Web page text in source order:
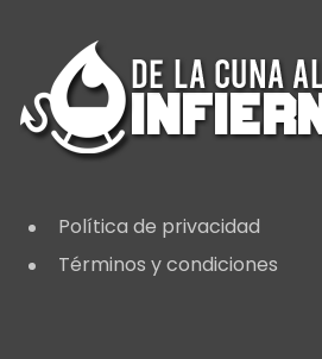
Política de privacidad
Términos y condiciones